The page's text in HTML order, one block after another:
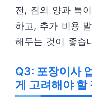
전, 짐의 양과 특
하고, 추가 비용
해두는 것이 좋습
Q3: 포장이사
게 고려해야 할